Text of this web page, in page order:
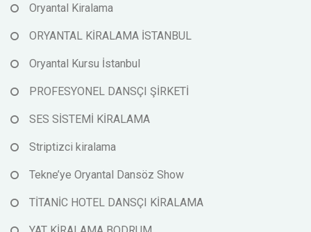
Oryantal Kiralama
ORYANTAL KİRALAMA İSTANBUL
Oryantal Kursu İstanbul
PROFESYONEL DANSÇI ŞİRKETİ
SES SİSTEMİ KİRALAMA
Striptizci kiralama
Tekne’ye Oryantal Dansöz Show
TİTANİC HOTEL DANSÇI KİRALAMA